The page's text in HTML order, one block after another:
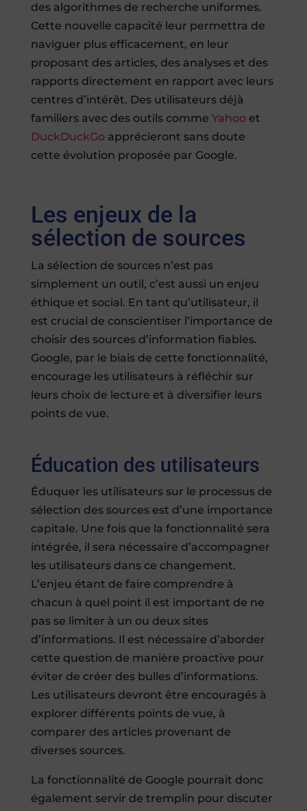
des algorithmes de recherche uniformes.
Cette nouvelle capacité leur permettra de
naviguer plus efficacement, en leur
proposant des articles, des analyses et des
rapports directement en rapport avec leurs
centres d’intérêt. Des utilisateurs déjà
familiers avec des outils comme Yahooet
DuckDuckGoapprécieront sans doute
cette évolution proposée par Google.
Les enjeux de la
sélection de sources
La sélection de sources n’est pas
simplement un outil, c’est aussi un enjeu
éthique et social. En tant qu’utilisateur, il
est crucial de conscientiser l’importance de
choisir des sources d’information fiables.
Google, par le biais de cette fonctionnalité,
encourage les utilisateurs à réfléchir sur
leurs choix de lecture et à diversifier leurs
points de vue.
Éducation des utilisateurs
Éduquer les utilisateurs sur le processus de
sélection des sources est d’une importance
capitale. Une fois que la fonctionnalité sera
intégrée, il sera nécessaire d’accompagner
les utilisateurs dans ce changement.
L’enjeu étant de faire comprendre à
chacun à quel point il est important de ne
pas se limiter à un ou deux sites
d’informations. Il est nécessaire d’aborder
cette question de manière proactive pour
éviter de créer des bulles d’informations.
Les utilisateurs devront être encouragés à
explorer différents points de vue, à
comparer des articles provenant de
diverses sources.
La fonctionnalité de Google pourrait donc
également servir de tremplin pour discuter